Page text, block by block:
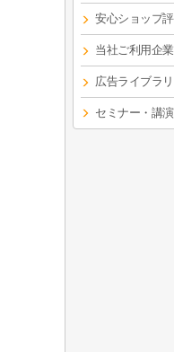
安心ショップ
当社ご利用企
広告ライブラ
セミナー・講